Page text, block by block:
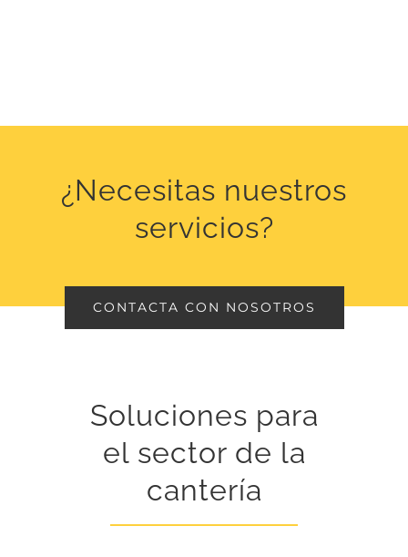
¿Necesitas nuestros
servicios?
CONTACTA CON NOSOTROS
Soluciones para
el sector de la
cantería